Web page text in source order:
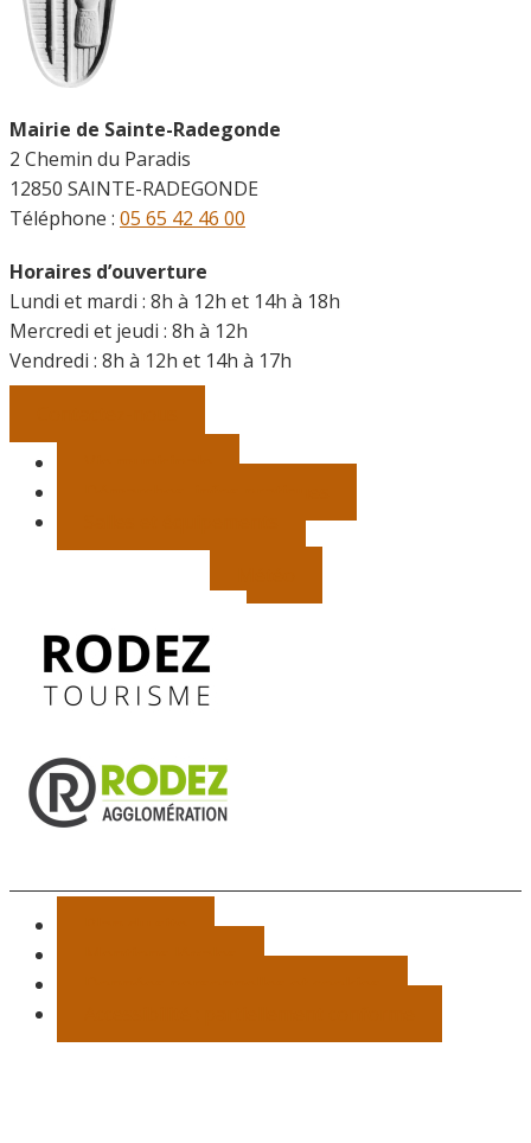
Mairie de Sainte-Radegonde
2 Chemin du Paradis
12850 SAINTE-RADEGONDE
Téléphone : 05 65 42 46 00
Horaires d’ouverture
Lundi et mardi : 8h à 12h et 14h à 18h
Mercredi et jeudi : 8h à 12h
Vendredi : 8h à 12h et 14h à 17h